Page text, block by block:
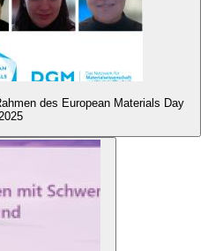
des European Materials Day
2025